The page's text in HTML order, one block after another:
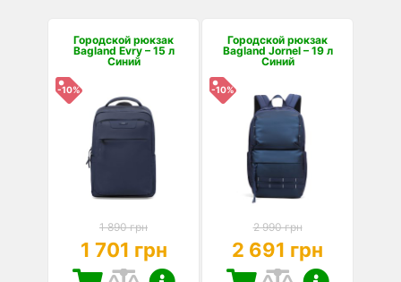
Городской рюкзак
Bagland Evry – 15 л
Синий
-10%
1 890 грн
1 701 грн
Городской рюкзак
Bagland Jornel – 19 л
Синий
-10%
2 990 грн
2 691 грн